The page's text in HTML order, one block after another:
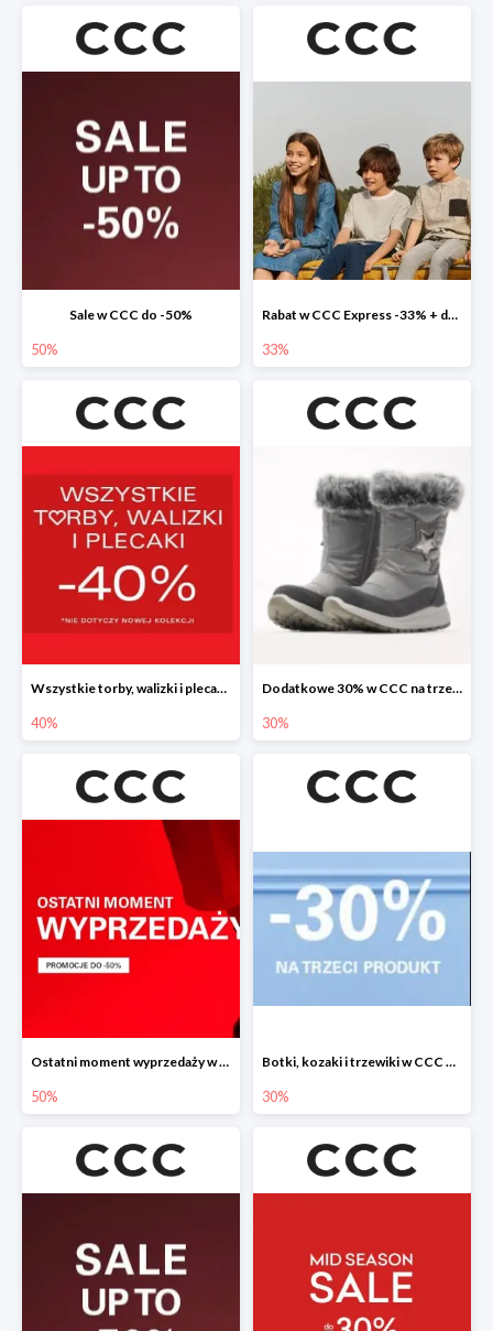
Sale w CCC do -50%
50%
Rabat w CCC Express -33% + darmowa dostawa
33%
Wszystkie torby, walizki i plecaki w CCC -40%
40%
Dodatkowe 30% w CCC na trzewiki, botki i kozaki
30%
Ostatni moment wyprzedaży w CCC do -50%
50%
Botki, kozaki i trzewiki w CCC do -30%
30%